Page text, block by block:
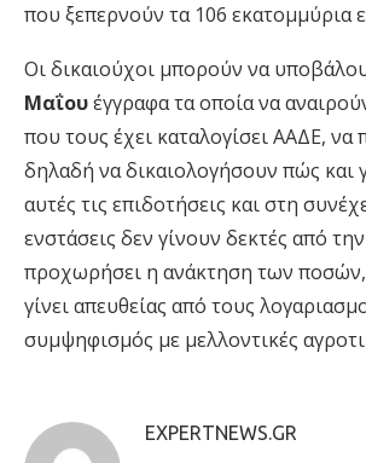
που ξεπερνούν τα 106 εκατομμύρια
Οι δικαιούχοι μπορούν να
Μαΐουέγγραφα τα οποία να
που τους έχει καταλογίσει ΑΑΔΕ,
δηλαδή να δικαιολογήσουν πώς και
αυτές τις επιδοτήσεις και στη
ενστάσεις δεν γίνουν δεκτές από
προχωρήσει η ανάκτηση των ποσών,
γίνει απευθείας από τους
συμψηφισμός με μελλοντικές
EXPERTNEWS.GR